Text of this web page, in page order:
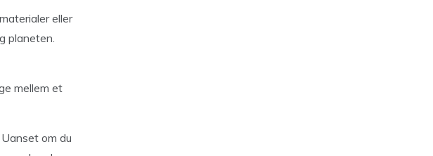
eller
planeten.
mellem et
om du